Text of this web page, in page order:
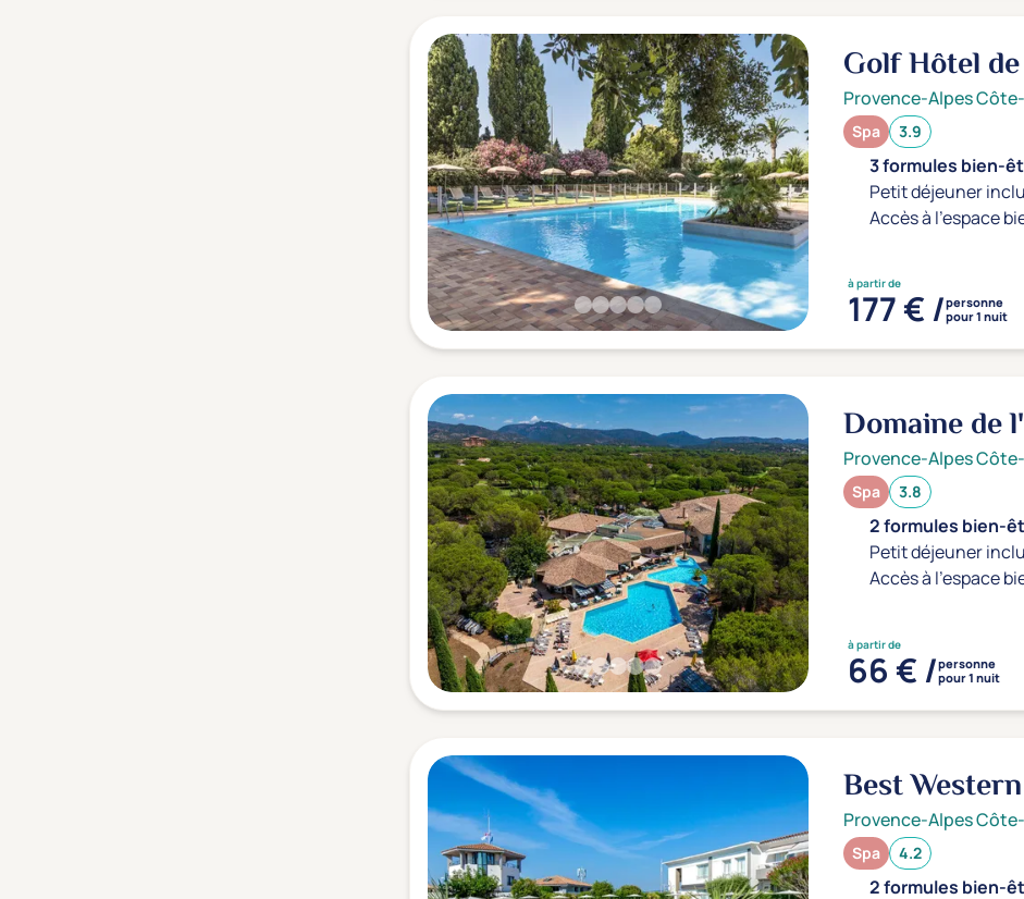
Golf Hôtel
Provence-Alpes
Spa 3.9
3 formules bien-
Petit déjeuner
Accès à l'espace
à partir de
177 € /personne
pour 1 nuit
Domaine de
Provence-Alpes
Spa 3.8
2 formules bien-
Petit déjeuner
Accès à l'espace
à partir de
66 € /personne
pour 1 nuit
Best
Provence-Alpes
Spa 4.2
2 formules bien-